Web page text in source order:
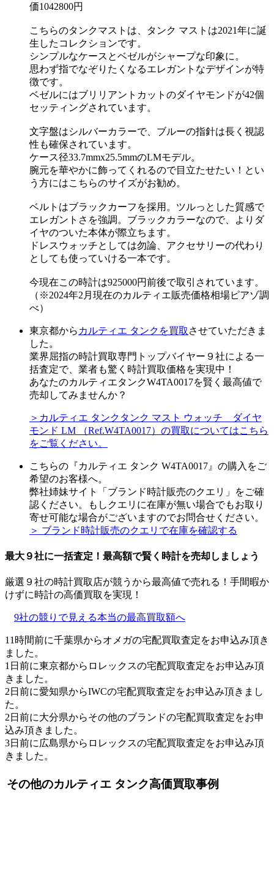
価1042800円
こちらのタンクマストは、タンク マストは2021年に誕
生したコレクションです。
シンプルなケースとベゼルがシャープな印象に。
思わず指でなぞりたくなるエレガントなデザインが特
徴です。
ベゼルにはブリリアントカットのダイヤモンドが42個
セッティングされています。
文字盤はシルバーカラーで、ブルーの指針は長く視認
性も確保されています。
ケース径33.7mmx25.5mmのLMモデル。
腕元を華やかに飾ってくれるので目立たせたい！とい
う方にはこちらのサイズがお勧め。
ベルトはブラックカーフを採用。ツルっとした質感で
エレガントさを強調。ブラックカラーなので、よりダ
イヤのついた本体が際立ちます。
ドレスウォッチとしては勿論、アクセサリーの代わり
としても使っていける一本です。
今現在この時計は925000円前後で取引されています。
（※2024年2月現在のカルティエ販売価格相場ピアゾ調
べ）
東京都から カルティエ タンクを買取 させていただきま
した。
業界屈指の時計買取専門トップバイヤー９社による一
括査定で、業者も驚く時計買取価格を実現中！
あなたのカルティエタンクW4TA0017を賢く最高値で
売却してみませんか？
＞カルティエ タンクタンク マスト ウォッチ ダイヤ
モンド LM （Ref.W4TA0017）の買取についてはこちら
をご覧ください。
こちらの『カルティエ タンク W4TA0017』の購入をご
希望のお客様へ。
弊社姉妹サイト「ブランド時計販売のクエリ」をご確
認ください。もしクエリに在庫が無い場合でもお取り
寄せ可能な場合がございますのでお問合せください。
＞ ブランド時計販売のクエリで在庫を確認する
最大９社に一括査定！ 最高額で賢く時計を売却しましょう
厳選９社の時計買取店が競うから最高値で売れる！手間暇か
けずに時計の高価買取を実現！
9社の競りで見える本当の最高買取額へ
11時間前に千葉県からオメガの宅配買取査定をお申込み頂き
ました。
1日前に東京都からロレックスの宅配買取査定をお申込み頂
きました。
2日前に愛知県からIWCの宅配買取査定をお申込み頂きまし
た。
2日前に大分県からその他のブランドの宅配買取査定をお申
込み頂きました。
3日前に広島県からロレックスの宅配買取査定をお申込み頂
きました。
その他のカルティエ タンク高価買取事例